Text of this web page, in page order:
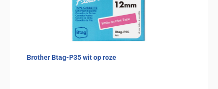
Brother Btag-P35 wit op roze